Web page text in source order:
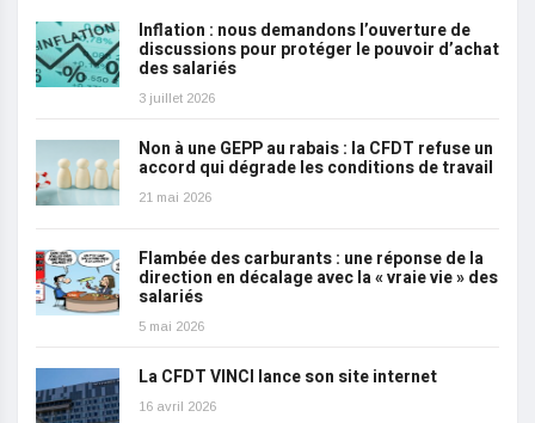
Inflation : nous demandons l’ouverture de
discussions pour protéger le pouvoir d’achat
des salariés
3 juillet 2026
Non à une GEPP au rabais : la CFDT refuse un
accord qui dégrade les conditions de travail
21 mai 2026
Flambée des carburants : une réponse de la
direction en décalage avec la « vraie vie » des
salariés
5 mai 2026
La CFDT VINCI lance son site internet
16 avril 2026